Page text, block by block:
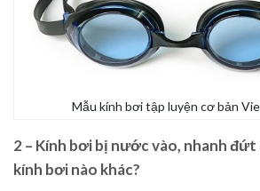
Mẫu kính bơi tập luyện cơ bản
2 – Kính bơi bị nước vào, nhanh
kính bơi nào khác?